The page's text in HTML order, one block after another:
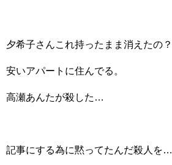
夕希子さんこれ持ったまま消えたの？
安いアパートに住んでる。
高瀬あんたが殺した…
記事にする為に黙ってたんだ殺人を…